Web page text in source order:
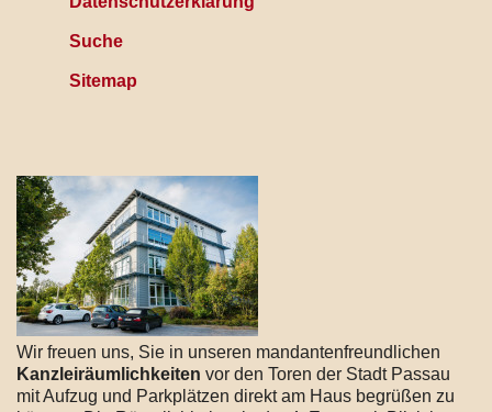
Suche
Sitemap
Wir freuen uns, Sie in unseren mandantenfreundlichen
Kanzleiräumlichkeiten vor den Toren der Stadt Passau
mit Aufzug und Parkplätzen direkt am Haus begrüßen zu